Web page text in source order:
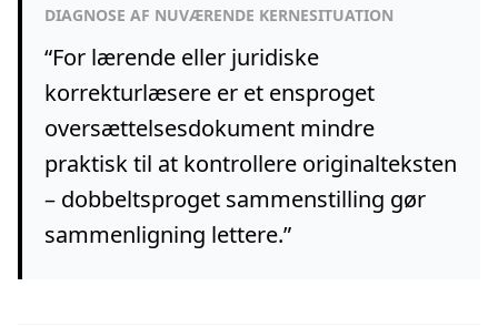
DIAGNOSE AF NUVÆRENDE KERNESITUATION
“For lærende eller juridiske
korrekturlæsere er et ensproget
oversættelsesdokument mindre
praktisk til at kontrollere originalteksten
– dobbeltsproget sammenstilling gør
sammenligning lettere.”